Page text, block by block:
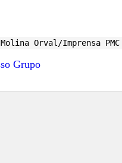
Molina Orval/Imprensa PMC